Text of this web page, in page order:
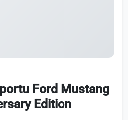
Ford Mustang
Edition